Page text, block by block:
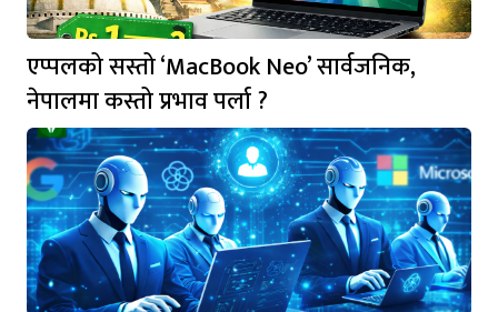
एप्पलको सस्तो ‘MacBook Neo’ सार्वजनिक,
नेपालमा कस्तो प्रभाव पर्ला ?